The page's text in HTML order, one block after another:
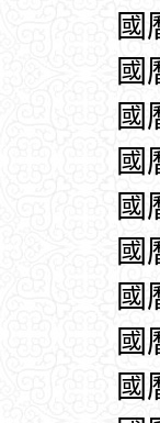
國
國
國
國
國
國
國
國
國